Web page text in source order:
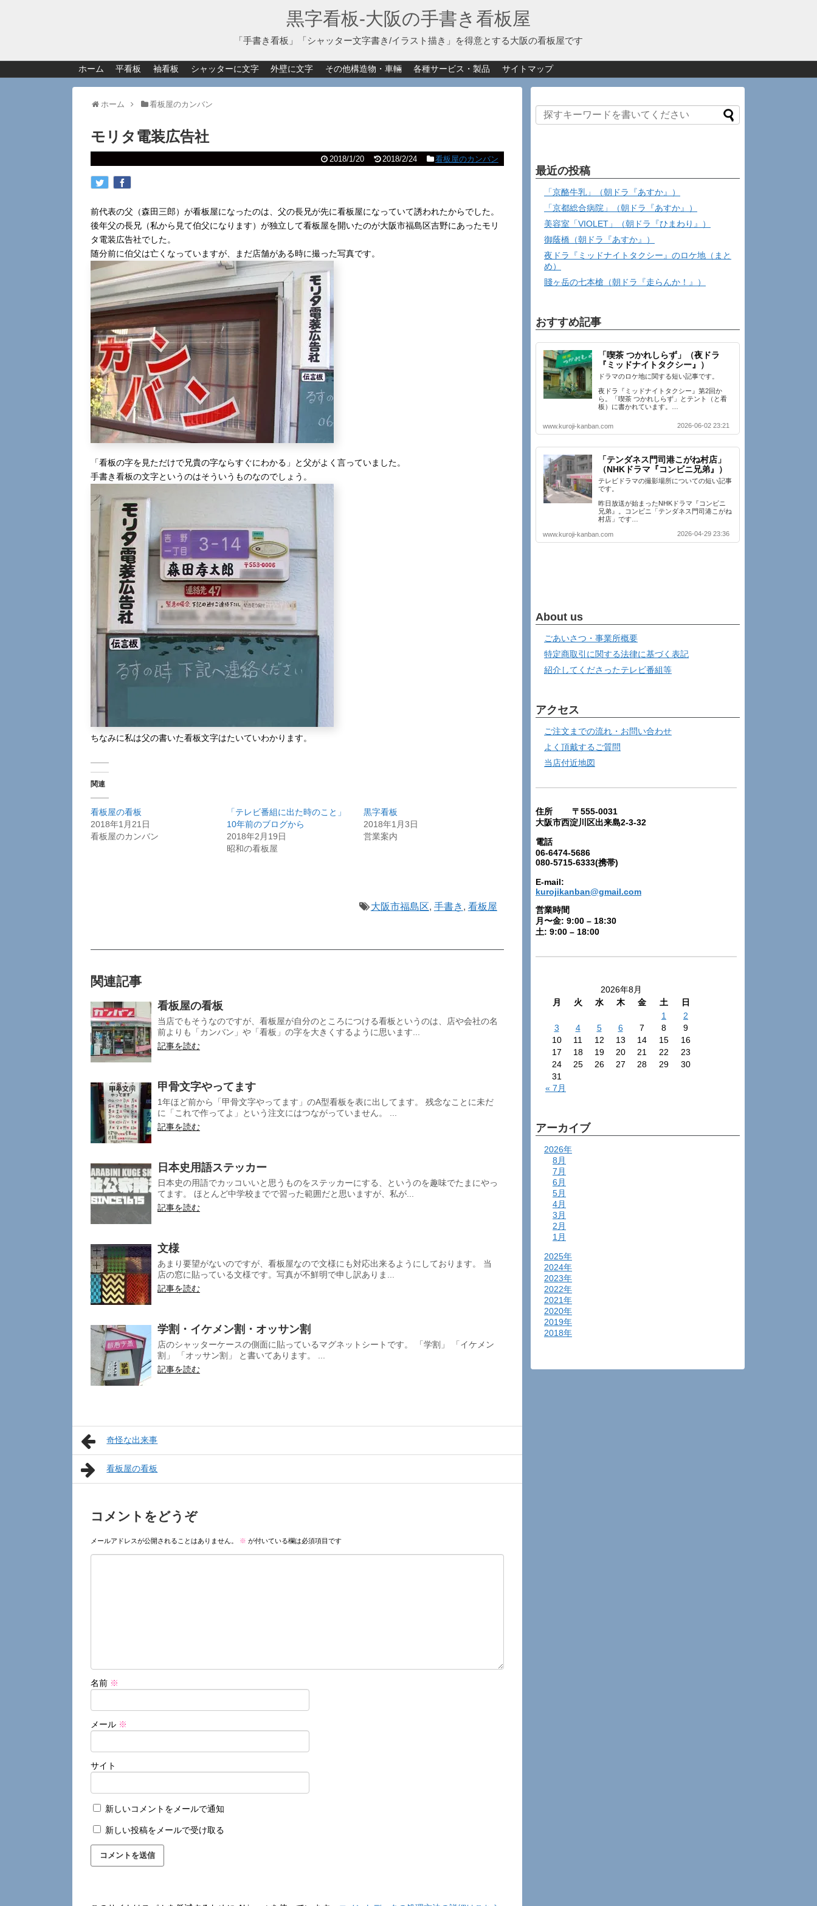
黒字看板‐大阪の手書き看板屋
「手書き看板」「シャッター文字書き/イラスト描き」を得意とする大阪の看板屋です
ホーム 平看板 袖看板 シャッターに文字 外壁に文字 その他構造物・車輛 各種サービス・製品 サイトマップ
ホーム 看板屋のカンバン
モリタ電装広告社
2018/1/20 2018/2/24 看板屋のカンバン
前代表の父（森田三郎）が看板屋になったのは、父の長兄が先に看板屋になっていて誘われたからでした。
後年父の長兄（私から見て伯父になります）が独立して看板屋を開いたのが大阪市福島区吉野にあったモリ
タ電装広告社でした。
随分前に伯父は亡くなっていますが、まだ店舗がある時に撮った写真です。
「看板の字を見ただけで兄貴の字ならすぐにわかる」と父がよく言っていました。
手書き看板の文字というのはそういうものなのでしょう。
ちなみに私は父の書いた看板文字はたいていわかります。
関連
看板屋の看板
2018年1月21日
看板屋のカンバン
「テレビ番組に出た時のこと」
10年前のブログから
2018年2月19日
昭和の看板屋
黒字看板
2018年1月3日
営業案内
大阪市福島区, 手書き , 看板屋
関連記事
看板屋の看板
当店でもそうなのですが、看板屋が自分のところにつける看板というのは、店や会社の名
前よりも「カンバン」や「看板」の字を大きくするように思います...
記事を読む
甲骨文字やってます
1年ほど前から「甲骨文字やってます」のA型看板を表に出してます。 残念なことに未だ
に「これで作ってよ」という注文にはつながっていません。 ...
記事を読む
日本史用語ステッカー
日本史の用語でカッコいいと思うものをステッカーにする、というのを趣味でたまにやっ
てます。 ほとんど中学校までで習った範囲だと思いますが、私が...
記事を読む
文様
あまり要望がないのですが、看板屋なので文様にも対応出来るようにしております。 当
店の窓に貼っている文様です。写真が不鮮明で申し訳ありま...
記事を読む
学割・イケメン割・オッサン割
店のシャッターケースの側面に貼っているマグネットシートです。 「学割」 「イケメン
割」 「オッサン割」 と書いてあります。 ...
記事を読む
奇怪な出来事
看板屋の看板
コメントをどうぞ
メールアドレスが公開されることはありません。 ※ が付いている欄は必須項目です
名前 ※
メール ※
サイト
新しいコメントをメールで通知
新しい投稿をメールで受け取る
最近の投稿
「京酪牛乳」（朝ドラ『あすか』）
「京都総合病院」（朝ドラ『あすか』）
美容室「VIOLET」（朝ドラ『ひまわり』）
御蔭橋（朝ドラ『あすか』）
夜ドラ『ミッドナイトタクシー』のロケ地（まと
め）
賤ヶ岳の七本槍（朝ドラ『走らんか！』）
おすすめ記事
「喫茶 つかれしらず」（夜ドラ
『ミッドナイトタクシー』）
ドラマのロケ地に関する短い記事です。
夜ドラ『ミッドナイトタクシー』第2回か
ら。「喫茶 つかれしらず」とテント（と看
板）に書かれています。…
www.kuroji-kanban.com 2026-06-02 23:21
「テンダネス門司港こがね村店」
（NHKドラマ『コンビニ兄弟』）
テレビドラマの撮影場所についての短い記事
です。
昨日放送が始まったNHKドラマ『コンビニ
兄弟』。コンビニ「テンダネス門司港こがね
村店」です…
www.kuroji-kanban.com 2026-04-29 23:36
About us
ごあいさつ・事業所概要
特定商取引に関する法律に基づく表記
紹介してくださったテレビ番組等
アクセス
ご注文までの流れ・お問い合わせ
よく頂戴するご質問
当店付近地図
住所 〒555-0031
大阪市西淀川区出来島2-3-32
電話
06-6474-5686
080-5715-6333(携帯)
E-mail:
kurojikanban@gmail.com
営業時間
月〜金: 9:00 – 18:30
土: 9:00 – 18:00
2026年8月
月
火 水 木 金 土
日
1
2
3
4 5 6 7 8
9
10
11 12 13 14 15
16
17
18 19 20 21 22
23
24
25 26 27 28 29
30
31
« 7月
アーカイブ
2026年
8月
7月
6月
5月
4月
3月
2月
1月
2025年
2024年
2023年
2022年
2021年
2020年
2019年
2018年